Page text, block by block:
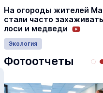
На огороды жителей
стали часто
лоси и медведи
Экология
Фотоотчеты